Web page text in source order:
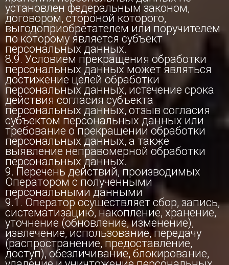
установлен федеральным законом,
договором, стороной которого,
выгодоприобретателем или поручителем
по которому является субъект
персональных данных.
8.9. Условием прекращения обработки
персональных данных может являться
достижение целей обработки
персональных данных, истечение срока
действия согласия субъекта
персональных данных, отзыв согласия
субъектом персональных данных или
требование о прекращении обработки
персональных данных, а также
выявление неправомерной обработки
персональных данных.
9. Перечень действий, производимых
Оператором с полученными
персональными данными
9.1. Оператор осуществляет сбор, запись,
систематизацию, накопление, хранение,
уточнение (обновление, изменение),
извлечение, использование, передачу
(распространение, предоставление,
доступ), обезличивание, блокирование,